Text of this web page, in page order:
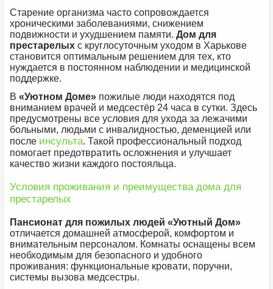
Старение организма часто сопровождается
хроническими заболеваниями, снижением
подвижности и ухудшением памяти.Дом для
престарелых с круглосуточным уходом в Харькове
становится оптимальным решением для тех, кто
нуждается в постоянном наблюдении и медицинской
поддержке.
В«Уютном Доме» пожилые люди находятся под
вниманием врачей и медсестёр 24 часа в сутки. Здесь
предусмотрены все условия для ухода за лежачими
больными, людьми с инвалидностью, деменцией или
после инсульта. Такой профессиональный подход
помогает предотвратить осложнения и улучшает
качество жизни каждого постояльца.
Условия проживания и преимущества дома для
престарелых
Пансионат для пожилых людей «Уютный Дом»
отличается домашней атмосферой, комфортом и
внимательным персоналом. Комнаты оснащены всем
необходимым для безопасного и удобного
проживания: функциональные кровати, поручни,
системы вызова медсестры.